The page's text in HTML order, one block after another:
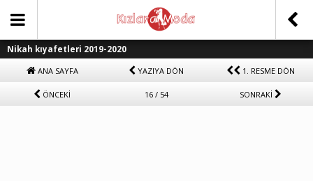
Nikah kıyafetleri 2019-2020
ANA SAYFA YAZIYA DÖN 1. RESME DÖN
ÖNCEKİ 16 / 54 SONRAKİ